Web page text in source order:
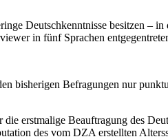
Deutschkenntnisse besitzen – in
in fünf Sprachen
bisherigen Befragungen nur
erstmalige Beauftragung des
des vom DZA erstellten